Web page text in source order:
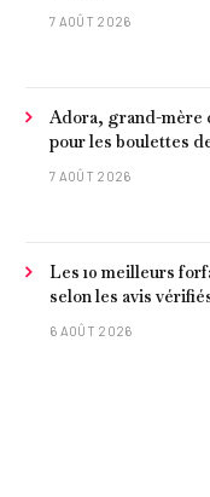
7 AOÛT 2026
Adora, grand-mère
pour les boulettes
curcuma, du
7 AOÛT 2026
Les 10 meilleurs
selon les avis
6 AOÛT 2026